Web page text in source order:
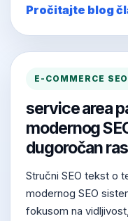
Pročitajte blog
E-COMMERCE SEO
service area
modernog
dugoročan
Stručni SEO tekst o
modernog SEO
fokusom na